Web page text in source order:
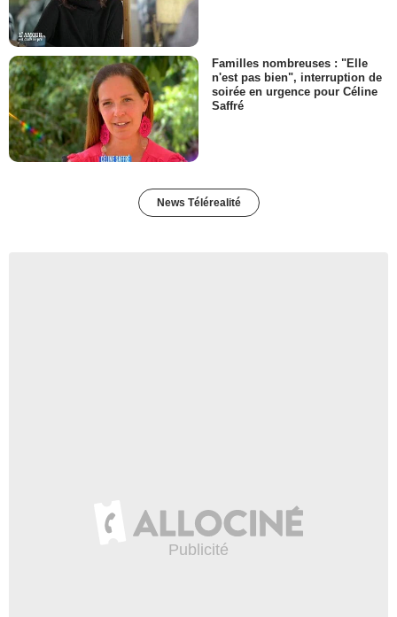
Familles nombreuses : "Elle
n'est pas bien", interruption de
soirée en urgence pour Céline
Saffré
News Télérealité